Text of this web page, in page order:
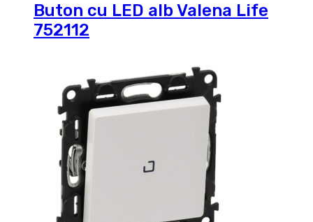
Buton cu LED alb Valena Life
752112